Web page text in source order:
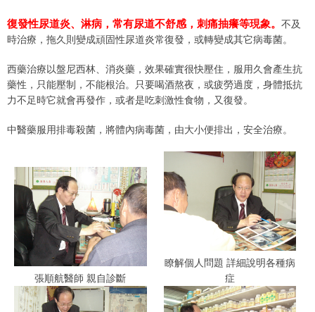
復發性尿道炎、淋病，常有尿道不舒感，刺痛抽癢等現象。 不及
時治療，拖久則變成頑固性尿道炎常復發，或轉變成其它病毒菌。
西藥治療以盤尼西林、消炎藥，效果確實很快壓住，服用久會產生抗
藥性，只能壓制，不能根治。只要喝酒熬夜，或疲勞過度，身體抵抗
力不足時它就會再發作，或者是吃刺激性食物，又復發。
中醫藥服用排毒殺菌，將體內病毒菌，由大小便排出，安全治療。
張順航醫師 親自診斷
瞭解個人問題 詳細說明各種病
症